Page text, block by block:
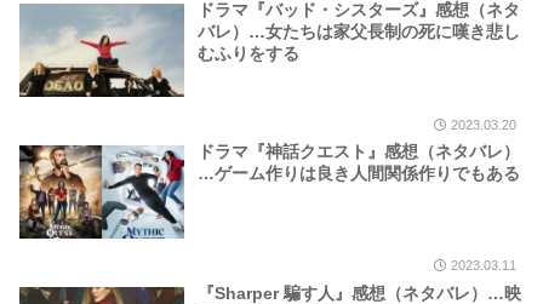
ドラマ『バッド・シスターズ』感想（ネタ
バレ）…女たちは家父長制の死に嘆き悲し
むふりをする
2023.03.20
ドラマ『神話クエスト』感想（ネタバレ）
…ゲーム作りは良き人間関係作りでもある
2023.03.11
『Sharper 騙す人』感想（ネタバレ）…映